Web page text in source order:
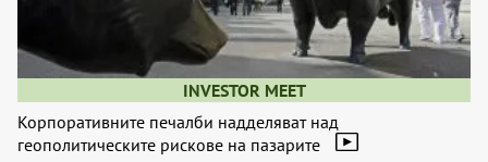
INVESTOR MEET
Корпоративните печалби надделяват над
геополитическите рискове на пазарите